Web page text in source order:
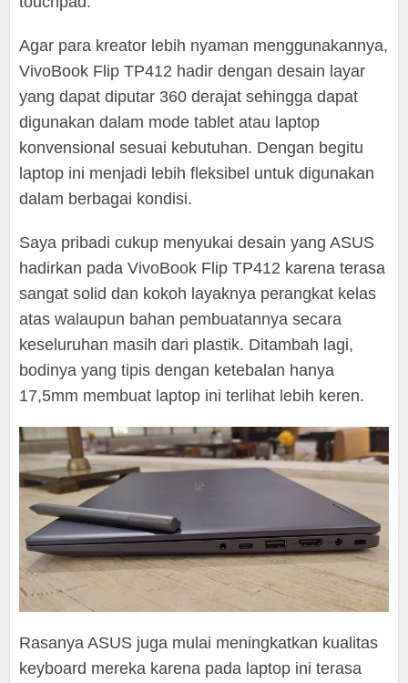
Agar para kreator lebih nyaman menggunakannya,
VivoBook Flip TP412 hadir dengan desain layar
yang dapat diputar 360 derajat sehingga dapat
digunakan dalam mode tablet atau laptop
konvensional sesuai kebutuhan. Dengan begitu
laptop ini menjadi lebih fleksibel untuk digunakan
dalam berbagai kondisi.
Saya pribadi cukup menyukai desain yang ASUS
hadirkan pada VivoBook Flip TP412 karena terasa
sangat solid dan kokoh layaknya perangkat kelas
atas walaupun bahan pembuatannya secara
keseluruhan masih dari plastik. Ditambah lagi,
bodinya yang tipis dengan ketebalan hanya
17,5mm membuat laptop ini terlihat lebih keren.
Rasanya ASUS juga mulai meningkatkan kualitas
keyboard mereka karena pada laptop ini terasa